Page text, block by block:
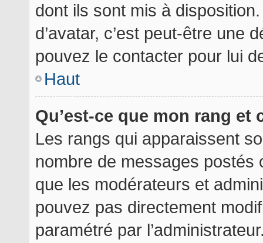
dont ils sont mis à
d’avatar, c’est peut-être une
pouvez le contacter pour lui
Haut
Qu’est-ce que mon rang
Les rangs qui apparaissent
nombre de messages postés
que les modérateurs et
pouvez pas directement
paramétré par